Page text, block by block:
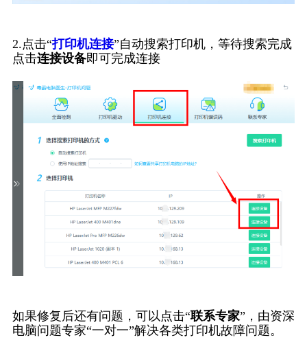
2.点击“打印机连接”自动搜索打印机，等待搜索完成
点击连接设备即可完成连接
如果修复后还有问题，可以点击“联系专家”，由资深
电脑问题专家“一对一”解决各类打印机故障问题。